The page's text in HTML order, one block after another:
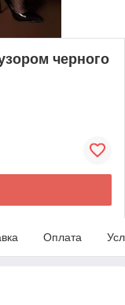
черного
Оплата